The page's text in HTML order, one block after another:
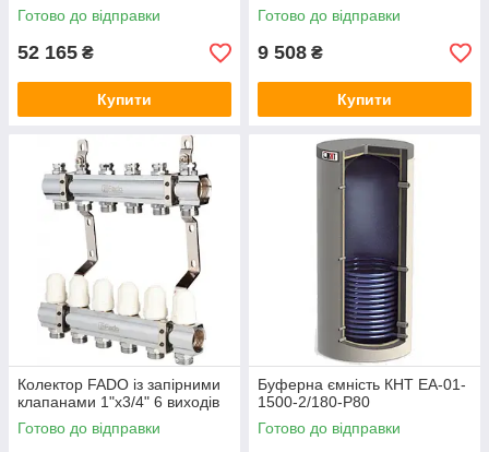
Готово до відправки
52 165 ₴
Купити
Готово до відправки
9 508 ₴
Купити
Колектор FADO із запірними
клапанами 1"х3/4" 6 виходів
Готово до відправки
Буферна ємність КНТ ЕА-01-
1500-2/180-P80
Готово до відправки